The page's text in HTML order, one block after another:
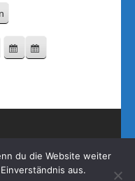
Google-
von Rara Theme
du die Website weiter
aus.